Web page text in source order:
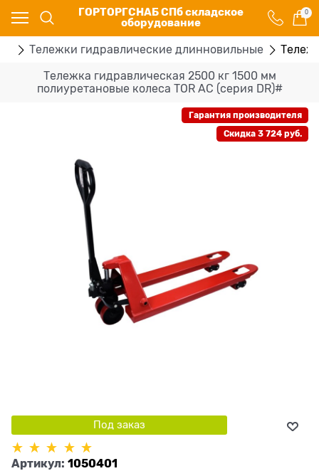
ГОРТОРГСНАБ СПб складское
оборудование
0
Тележки гидравлические длинновильные
Тележка гидравлическая 2500 кг 1500 мм
полиуретановые колеса TOR AC (серия DR)#
Гарантия производителя
Скидка 3 724 руб.
Под заказ
Артикул: 1050401